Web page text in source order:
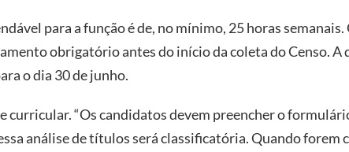
para a função é de, no mínimo, 25 horas
obrigatório antes do início da coleta do Censo. A
o dia 30 de junho.
curricular. “Os candidatos devem preencher o
análise de títulos será classificatória. Quando forem